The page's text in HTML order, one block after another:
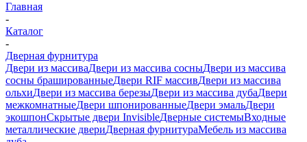
Главная
-
Каталог
-
Дверная фурнитура
Двери из массиваДвери из массива сосныДвери из массива
сосны брашированныеДвери RIF массивДвери из массива
ольхиДвери из массива березыДвери из массива дубаДвери
межкомнатныеДвери шпонированныеДвери эмальДвери
экошпонСкрытые двери InvisibleДверные системыВходные
металлические двериДверная фурнитураМебель из массива